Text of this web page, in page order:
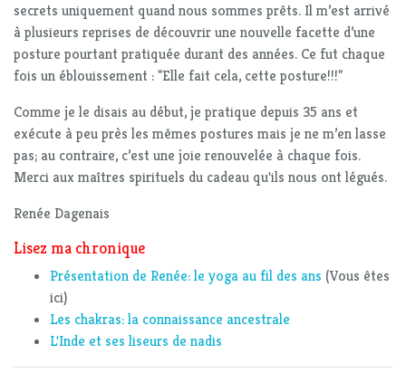
secrets uniquement quand nous sommes prêts. Il m’est arrivé
à plusieurs reprises de découvrir une nouvelle facette d’une
posture pourtant pratiquée durant des années. Ce fut chaque
fois un éblouissement : "Elle fait cela, cette posture!!!"
Comme je le disais au début, je pratique depuis 35 ans et
exécute à peu près les mêmes postures mais je ne m’en lasse
pas; au contraire, c’est une joie renouvelée à chaque fois.
Merci aux maîtres spirituels du cadeau qu'ils nous ont légués.
Renée Dagenais
Lisez ma chronique
Présentation de Renée: le yoga au fil des ans (Vous êtes
ici)
Les chakras: la connaissance ancestrale
L'Inde et ses liseurs de nadis